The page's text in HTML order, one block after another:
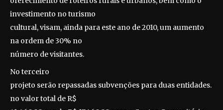
investimento no turismo
cultural, visam, ainda para este ano de 2010, um aumento
na ordem de 30% no
número de visitantes.
No terceiro
projeto serão repassadas subvenções para duas entidades.
no valor total de R$